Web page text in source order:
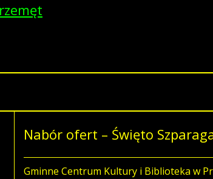
Nabór ofert – Święto
Gminne Centrum Kultury i Biblioteka w